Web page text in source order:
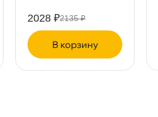
2028 ₽2135 ₽
корзину